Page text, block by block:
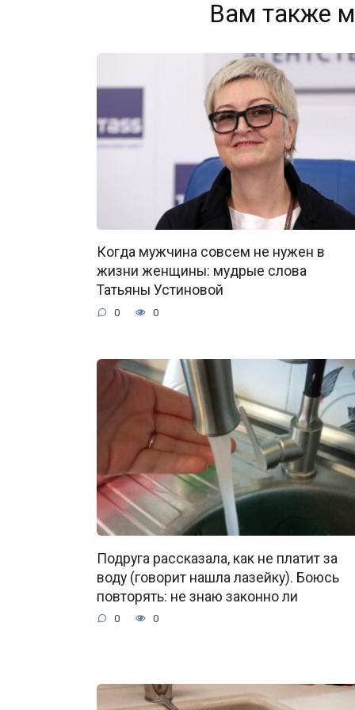
Вам также
Когда мужчина совсем не нужен в
жизни женщины: мудрые слова
Татьяны Устиновой
0 0
Подруга рассказала, как не платит за
воду (говорит нашла лазейку). Боюсь
повторять: не знаю законно ли
0 0